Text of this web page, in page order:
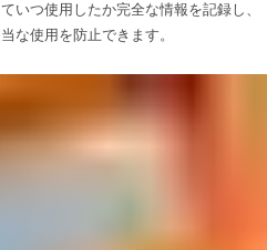
いつ使用したか完全な情報を記録し、
な使用を防止できます。